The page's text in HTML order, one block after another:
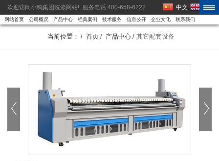
欢迎访问小鸭集团洗涤网站! 中文 EN
服务电话:400-658-6222
网站首页 公司概况 产品中心 经典案例 技术服务 信息公开 企业文化 联系我们
当前位置： / 首页 / 产品中心/ 其它配套设备